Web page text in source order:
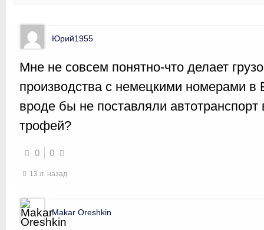
Юрий1955
Мне не совсем понятно-что делает
производства с немецкими номерами
вроде бы не поставляли
трофей?
0 0
13 л. назад
Makar Oreshkin